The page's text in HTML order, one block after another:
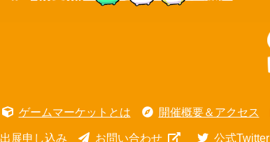
ゲームマーケットとは 開催概要＆アクセス
出展申し込み お問い合わせ 公式Twitter